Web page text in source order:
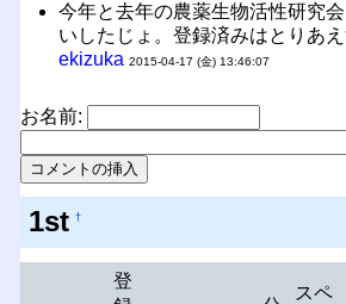
今年と去年の農薬生物活性研究
いしたじょ。登録済みはとりあ
ekizuka 2015-04-17 (金) 13:46:07
お名前:
1st †
登
スペ